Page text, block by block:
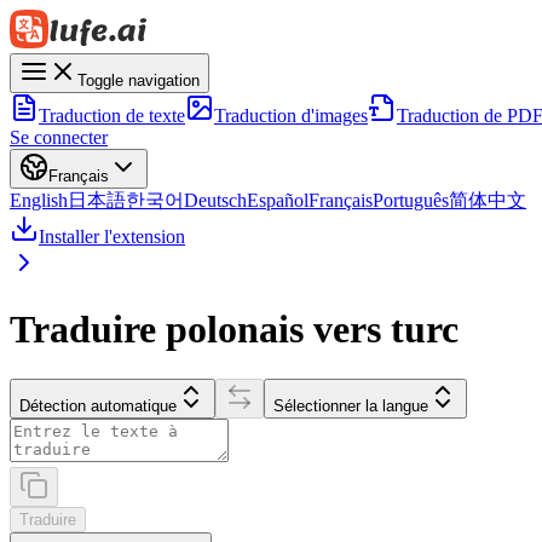
Toggle navigation
Traduction de texte Traduction d'images Traduction de PDF
Se connecter
Français
English 日本語한국어DeutschEspañolFrançaisPortuguês简体中文
Installer l'extension
Traduire polonais vers turc
Détection automatique Sélectionner la langue
Traduire